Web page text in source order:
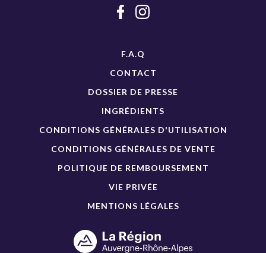
F.A.Q
CONTACT
DOSSIER DE PRESSE
INGRÉDIENTS
CONDITIONS GÉNÉRALES D'UTILISATION
CONDITIONS GÉNÉRALES DE VENTE
POLITIQUE DE REMBOURSEMENT
VIE PRIVÉE
MENTIONS LÉGALES